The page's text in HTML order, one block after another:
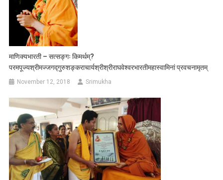
माणिक्यभारती – सत्सङ्गः किमर्थम्?
परमपूज्यश्रीमज्जगद्गुरुशङ्कराचार्यश्रीश्रीराघवेश्वरभारतीमहास्वामिनां प्रवचनामृतम्
November 12, 2018 Srimukha